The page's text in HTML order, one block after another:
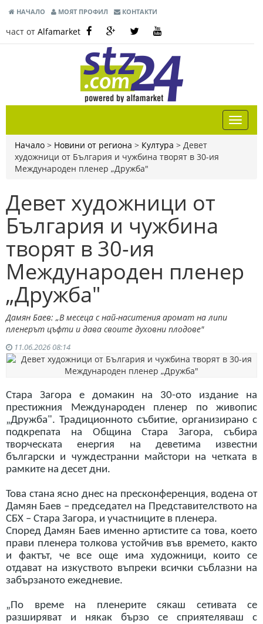
НАЧАЛО МОЯТ ПРОФИЛ КОНТАКТИ
част от Alfamarket
Начало > Новини от региона > Култура > Девет
художници от България и чужбина творят в 30-ия
Международен пленер „Дружба"
Девет художници от
България и чужбина
творят в 30-ия
Международен пленер
„Дружба"
Дамян Баев: „В месеца с най-наситения аромат на липи
пленерът цъфти и дава своите духовни плодове"
11.06.2026 08:14
Стара Загора е домакин на 30-ото издание на
престижния Международен пленер по живопис
„Дружба". Традиционното събитие, организирано с
подкрепата на Община Стара Загора, събира
творческата енергия на деветима известни
български и чуждестранни майстори на четката в
рамките на десет дни.
Това стана ясно днес на пресконференция, водена от
Дамян Баев – председател на Представителството на
СБХ – Стара Загора, и участниците в пленера.
Според Дамян Баев именно артистите са това, което
прави пленера толкова устойчив във времето, както
и фактът, че все още има художници, които се
отдават на изкуството въпреки всички съблазни на
забързаното ежедневие.
„По време на пленерите сякаш сетивата се
разширяват и някак бързо се сприятеляваш с